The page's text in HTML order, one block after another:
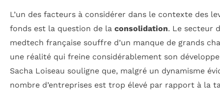
L’un des facteurs à considérer dans le contexte des
fonds est la question de la consolidation. Le secteur
medtech française souffre d’un manque de grands
une réalité qui freine considérablement son
Sacha Loiseau souligne que, malgré un dynamisme
nombre d’entreprises est trop élevé par rapport à la